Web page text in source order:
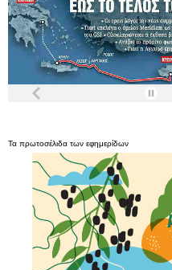
Τα πρωτοσέλιδα των εφημερίδων